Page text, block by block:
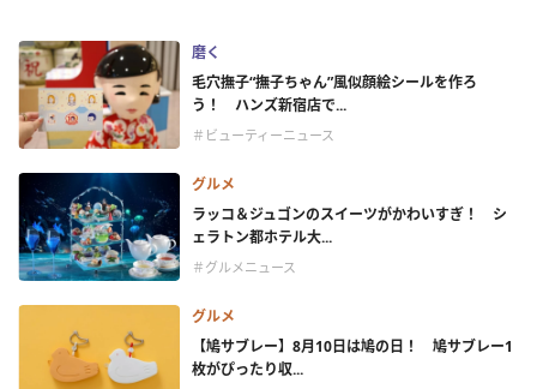
磨く
毛穴撫子“撫子ちゃん”風似顔絵シールを作ろ
う！ ハンズ新宿店で...
＃ビューティーニュース
グルメ
ラッコ＆ジュゴンのスイーツがかわいすぎ！ シ
ェラトン都ホテル大...
＃グルメニュース
グルメ
【鳩サブレー】8月10日は鳩の日！ 鳩サブレー1
枚がぴったり収...